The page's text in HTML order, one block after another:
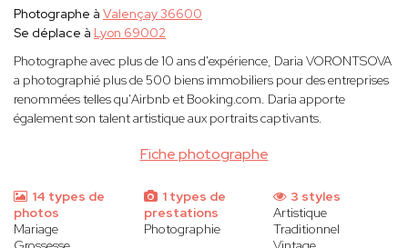
Fiche photographe
Photographe à Valençay 36600
Se déplace à Lyon 69002
Photographe avec plus de 10 ans d'expérience, Daria VORONTSOVA
a photographié plus de 500 biens immobiliers pour des entreprises
renommées telles qu'Airbnb et Booking.com. Daria apporte
également son talent artistique aux portraits captivants.
14 types de
photos
Mariage
1 types de
prestations
Photographie
3 styles
Artistique
Traditionnel